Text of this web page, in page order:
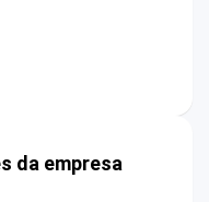
da empresa